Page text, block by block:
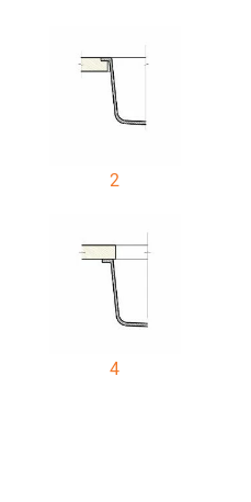
2
4